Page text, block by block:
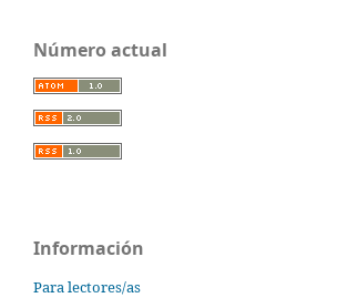
Número actual
Información
Para lectores/as